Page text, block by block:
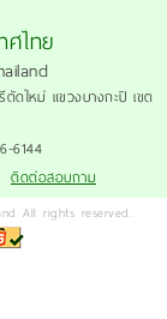
ศไทย
ดใหม่ แขวงบางกะปิ เขต
6144
ติดต่อสอบถาม
All rights reserved.